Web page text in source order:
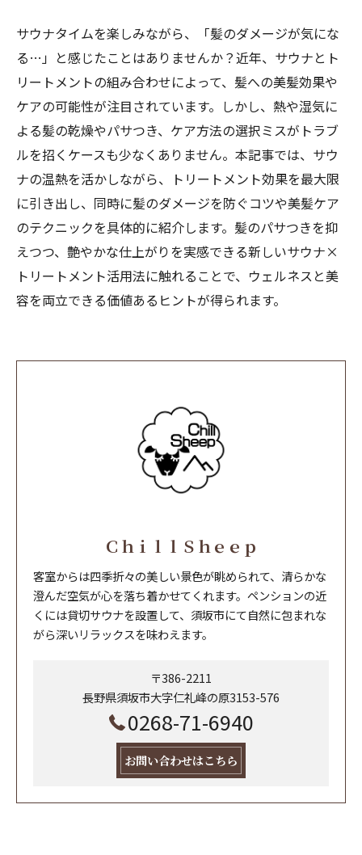
サウナタイムを楽しみながら、「髪のダメージが気にな
る…」と感じたことはありませんか？近年、サウナとト
リートメントの組み合わせによって、髪への美髪効果や
ケアの可能性が注目されています。しかし、熱や湿気に
よる髪の乾燥やパサつき、ケア方法の選択ミスがトラブ
ルを招くケースも少なくありません。本記事では、サウ
ナの温熱を活かしながら、トリートメント効果を最大限
に引き出し、同時に髪のダメージを防ぐコツや美髪ケア
のテクニックを具体的に紹介します。髪のパサつきを抑
えつつ、艶やかな仕上がりを実感できる新しいサウナ×
トリートメント活用法に触れることで、ウェルネスと美
容を両立できる価値あるヒントが得られます。
ＣｈｉｌｌＳｈｅｅｐ
客室からは四季折々の美しい景色が眺められて、清らかな
澄んだ空気が心を落ち着かせてくれます。ペンションの近
くには貸切サウナを設置して、須坂市にて自然に包まれな
がら深いリラックスを味わえます。
〒386-2211
長野県須坂市大字仁礼峰の原3153-576
0268-71-6940
お問い合わせはこちら